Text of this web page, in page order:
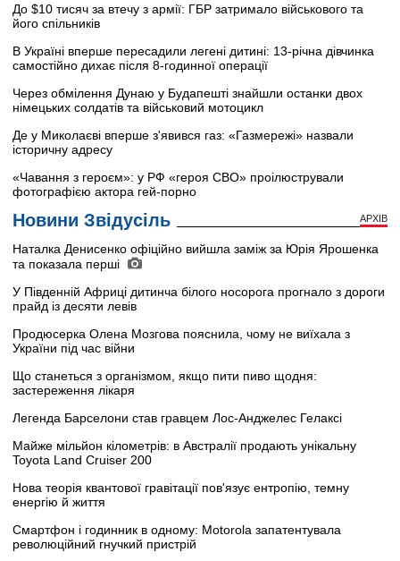
До $10 тисяч за втечу з армії: ГБР затримало військового та
його спільників
В Україні вперше пересадили легені дитині: 13-річна дівчинка
самостійно дихає після 8-годинної операції
Через обмілення Дунаю у Будапешті знайшли останки двох
німецьких солдатів та військовий мотоцикл
Де у Миколаєві вперше з'явився газ: «Газмережі» назвали
історичну адресу
«Чавання з героєм»: у РФ «героя СВО» проілюстрували
фотографією актора гей-порно
Новини Звідусіль АРХІВ
Наталка Денисенко офіційно вийшла заміж за Юрія Ярошенка
та показала перші
У Південній Африці дитинча білого носорога прогнало з дороги
прайд із десяти левів
Продюсерка Олена Мозгова пояснила, чому не виїхала з
України під час війни
Що станеться з організмом, якщо пити пиво щодня:
застереження лікаря
Легенда Барселони став гравцем Лос-Анджелес Гелаксі
Майже мільйон кілометрів: в Австралії продають унікальну
Toyota Land Cruiser 200
Нова теорія квантової гравітації пов'язує ентропію, темну
енергію й життя
Смартфон і годинник в одному: Motorola запатентувала
революційний гнучкий пристрій